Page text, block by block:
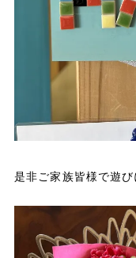
是非ご家族皆様で遊び